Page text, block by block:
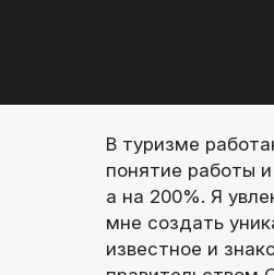
В туризме
понятие работы
а на 200%. Я
мне создать
известное и